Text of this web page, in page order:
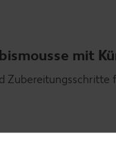
mit
Zubereitungsschritte